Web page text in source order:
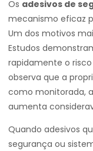
Os adesivos de
mecanismo eficaz
Um dos motivos
Estudos
rapidamente o
observa que a
como monitorada,
aumenta
Quando adesivos
segurança ou